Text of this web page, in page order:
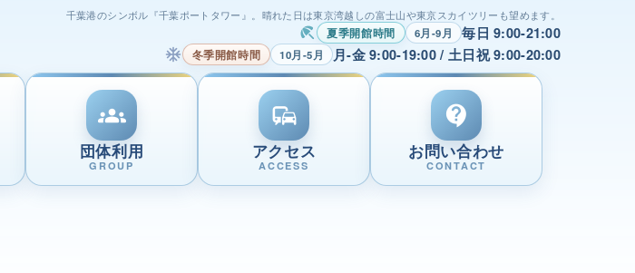
千葉港のシンボル『千葉ポートタワー』。晴れた日は東京湾越しの富士山や東京スカイツリーも望めます。
beach_access 夏季開館時間 6月-9月
毎日 9:00-21:00
ac_unit
冬季開館時間 10月-5月 月-金 9:00-19:00 / 土日祝 9:00-20:00
groups
団体利用
GROUP
commute
アクセス
ACCESS
contact_support
お問い合わせ
CONTACT